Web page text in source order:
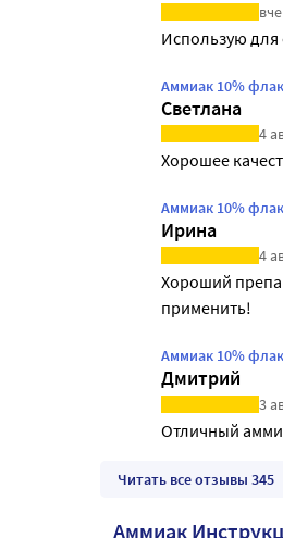
Использую
Аммиак 10%
Светлана
4
Хорошее
Аммиак 10%
Ирина
4
Хороший
применить!
Аммиак 10%
Дмитрий
3
Отличный
Читать все отзывы 345
Аммиак